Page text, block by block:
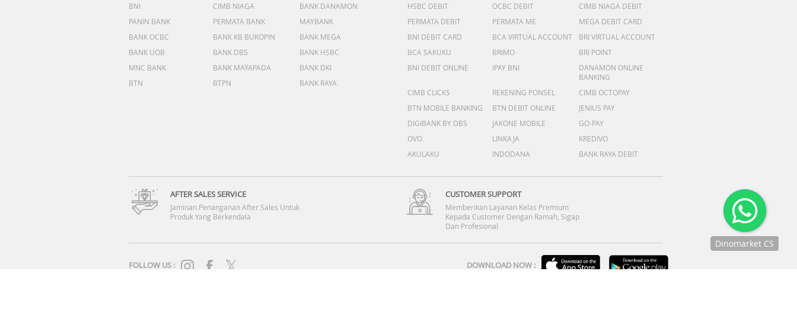
BNI
CIMB NIAGA
BANK DANAMON
PANIN BANK
PERMATA BANK
MAYBANK
BANK OCBC
BANK KB BUKOPIN
BANK MEGA
BANK UOB
BANK DBS
BANK HSBC
MNC BANK
BANK MAYAPADA
BANK DKI
BTN
BTPN BANK RAYA
HSBC DEBIT
OCBC DEBIT
CIMB NIAGA DEBIT
PERMATA DEBIT
PERMATA ME
MEGA DEBIT CARD
BNI DEBIT CARD
BCA VIRTUAL ACCOUNT
BRI VIRTUAL ACCOUNT
BCA SAKUKU
BRIMO
BRI POINT
BNI DEBIT ONLINE
IPAY BNI
DANAMON ONLINE
BANKING
CIMB CLICKS
REKENING PONSEL
CIMB OCTOPAY
BTN MOBILE BANKING
BTN DEBIT ONLINE
JENIUS PAY
DIGIBANK BY DBS
JAKONE MOBILE
GO-PAY
OVO
LINKAJA
KREDIVO
AKULAKU
INDODANA BANK RAYA DEBIT
AFTER SALES SERVICE
Jaminan Penanganan After Sales Untuk
Produk Yang Berkendala
CUSTOMER SUPPORT
Memberikan Layanan Kelas Premium
Kepada Customer Dengan Ramah, Sigap
Dan Profesional
FOLLOW US : DOWNLOAD NOW :
Dinomarket CS